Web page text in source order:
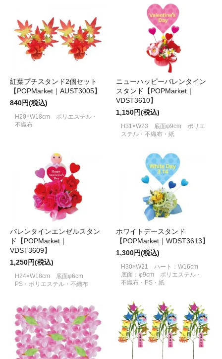
紅葉プチスタンド2個セット
【POPMarket｜AUST3005】
840円(税込)
H20×W18cm ポリエステル・
不織布
ニューハッピーバレンタイン
スタンド【POPMarket｜
VDST3610】
1,150円(税込)
H31×W23 底面φ9cm ポリエ
ステル・不織布・紙
バレンタインエンゼルスタン
ド【POPMarket｜
VDST3609】
1,250円(税込)
H24×W18cm 底面φ6cm
PS・ポリエステル・不織布
ホワイトデースタンド
【POPMarket｜WDST3613】
1,300円(税込)
H30×W21 ハート：W16cm
底面：φ9cm ポリエステル・
不織布・PS・紙